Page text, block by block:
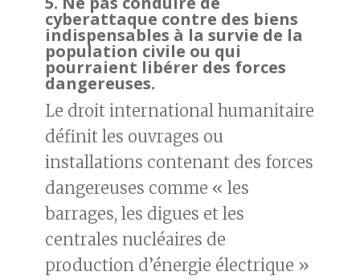
cyberattaque contre des biens
indispensables à la survie de la
population civile ou qui
pourraient libérer des forces
dangereuses.
Le droit international humanitaire
définit les ouvrages ou
installations contenant des forces
dangereuses comme « les
barrages, les digues et les
centrales nucléaires de
production d’énergie électrique »